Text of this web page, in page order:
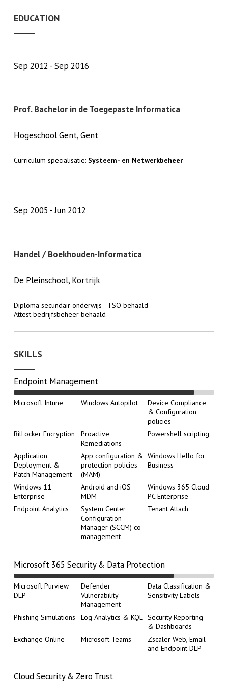
EDUCATION
Sep 2012 Sep 2016
Prof. Bachelor in de Toegepaste Informatica
Hogeschool Gent, Gent
Curriculum specialisatie:Systeem- en Netwerkbeheer
Sep 2005 Jun 2012
Handel / Boekhouden-Informatica
De Pleinschool, Kortrijk
Diploma secundair onderwijs - TSO behaald
Attest bedrijfsbeheer behaald
SKILLS
Endpoint Management
Microsoft Intune Windows Autopilot
Device Compliance
& Configuration
policies
BitLocker Encryption
Proactive
Remediations
Powershell scripting
Application
Deployment &
Patch Management
App configuration &
protection policies
(MAM)
Windows Hello for
Business
Windows 11
Enterprise
Android and iOS
MDM
Windows 365 Cloud
PC Enterprise
Endpoint Analytics
System Center
Configuration
Manager (SCCM) co-
management
Tenant Attach
Microsoft 365 Security & Data Protection
Microsoft Purview
DLP
Defender
Vulnerability
Management
Data Classification &
Sensitivity Labels
Phishing Simulations Log Analytics & KQL Security Reporting
& Dashboards
Exchange Online
Microsoft Teams
Zscaler Web, Email
and Endpoint DLP
Cloud Security & Zero Trust